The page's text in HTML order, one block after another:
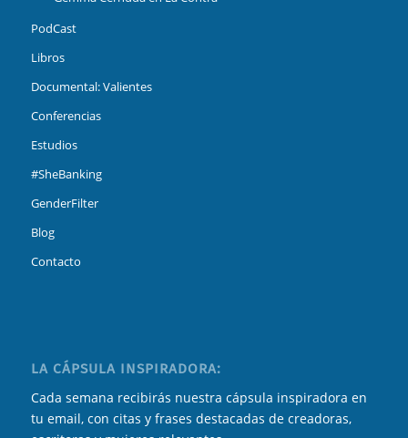
PodCast
Libros
Documental: Valientes
Conferencias
Estudios
#SheBanking
GenderFilter
Blog
Contacto
LA CÁPSULA INSPIRADORA:
Cada semana recibirás nuestra cápsula inspiradora en
tu email, con citas y frases destacadas de creadoras,